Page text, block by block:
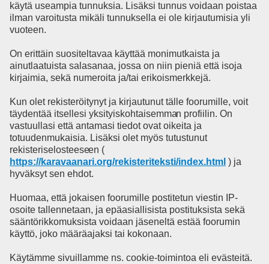
käytä useampia tunnuksia. Lisäksi tunnus voidaan poistaa
ilman varoitusta mikäli tunnuksella ei ole kirjautumisia yli
vuoteen.
On erittäin suositeltavaa käyttää monimutkaista ja
ainutlaatuista salasanaa, jossa on niin pieniä että isoja
kirjaimia, sekä numeroita ja/tai erikoismerkkejä.
Kun olet rekisteröitynyt ja kirjautunut tälle foorumille, voit
täydentää itsellesi yksityiskohtaisemman profiilin. On
vastuullasi että antamasi tiedot ovat oikeita ja
totuudenmukaisia. Lisäksi olet myös tutustunut
rekisteriselosteeseen (
https://karavaanari.org/rekisteriteksti/index.html ) ja
hyväksyt sen ehdot.
Huomaa, että jokaisen foorumille postitetun viestin IP-
osoite tallennetaan, ja epäasiallisista postituksista sekä
sääntörikkomuksista voidaan jäseneltä estää foorumin
käyttö, joko määräajaksi tai kokonaan.
Käytämme sivuillamme ns. cookie-toimintoa eli evästeitä.